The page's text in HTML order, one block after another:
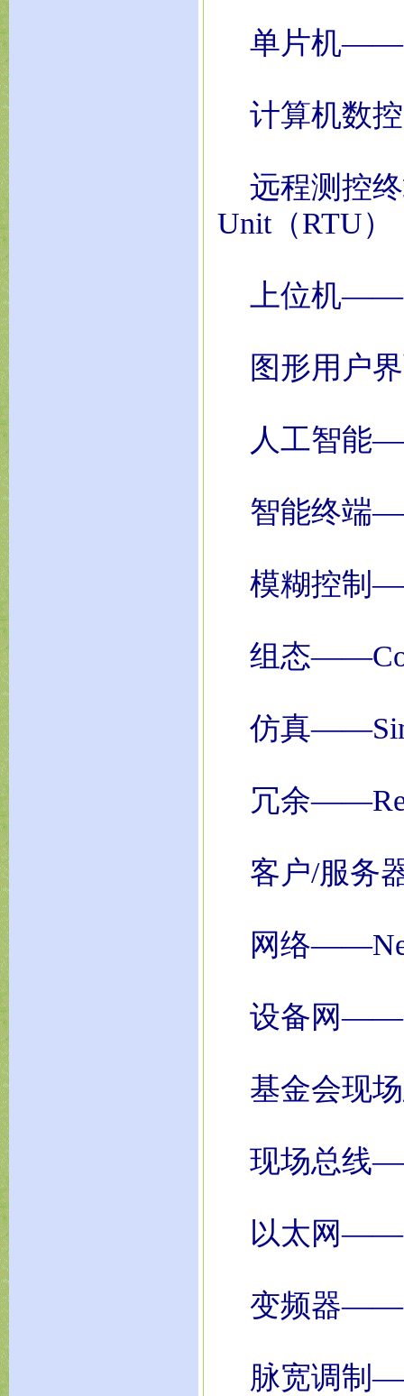
单片机
计算机数控
远程测控终
Unit（RTU）
上位机
图形用户
人工智能
智能终端
模糊控制
组态
仿真
冗余
客户/服务
网络
设备网
基金会现场
现场总线
以太网
变频器
脉宽调制